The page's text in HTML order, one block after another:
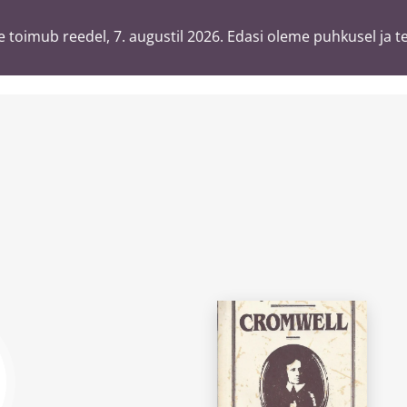
T ä
reedel, 7. augustil 2026. Edasi oleme puhkusel ja
reedel, 7. augustil 2026. Edasi oleme puhkusel ja